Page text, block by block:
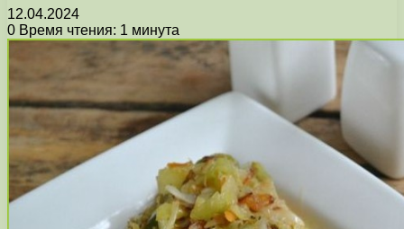
12.04.2024
0 Время чтения: 1 минута